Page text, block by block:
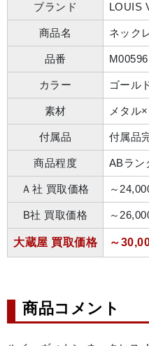
ブランド LOUIS
商品名 ネック
品番 M00596
カラー ゴール
素材 メタル
付属品 付属品
商品程度 ABラン
Ａ社 買取価格 ～
B社 買取価格 ～
大蔵屋 買取価格 ～
商品コメント